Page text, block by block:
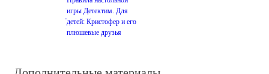
игры Детектим. Для
детей: Кристофер и его
плюшевые друзья